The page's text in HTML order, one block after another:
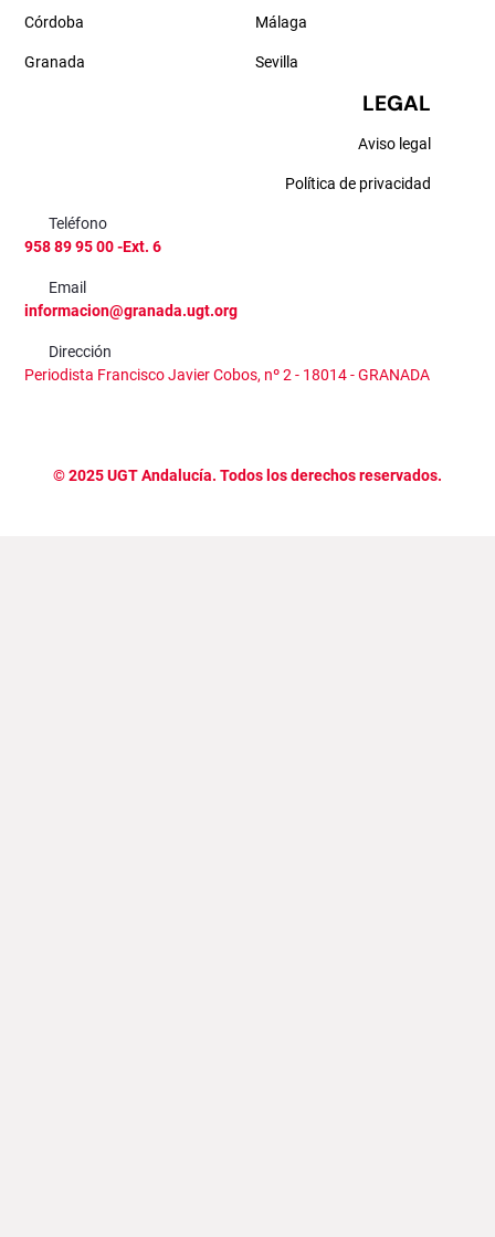
Córdoba
Granada
Málaga
Sevilla
LEGAL
Aviso legal
Política de privacidad
Teléfono
958 89 95 00 -Ext. 6
Email
informacion@granada.ugt.org
Dirección
Periodista Francisco Javier Cobos, nº 2 - 18014 - GRANADA
©2025UGT Andalucía. Todos los derechos reservados.